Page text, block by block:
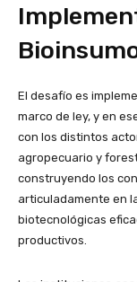
El desafío es
marco de ley, y en
con los distintos
agropecuario y
construyendo los
articuladamente en
biotecnológicas
productivos.